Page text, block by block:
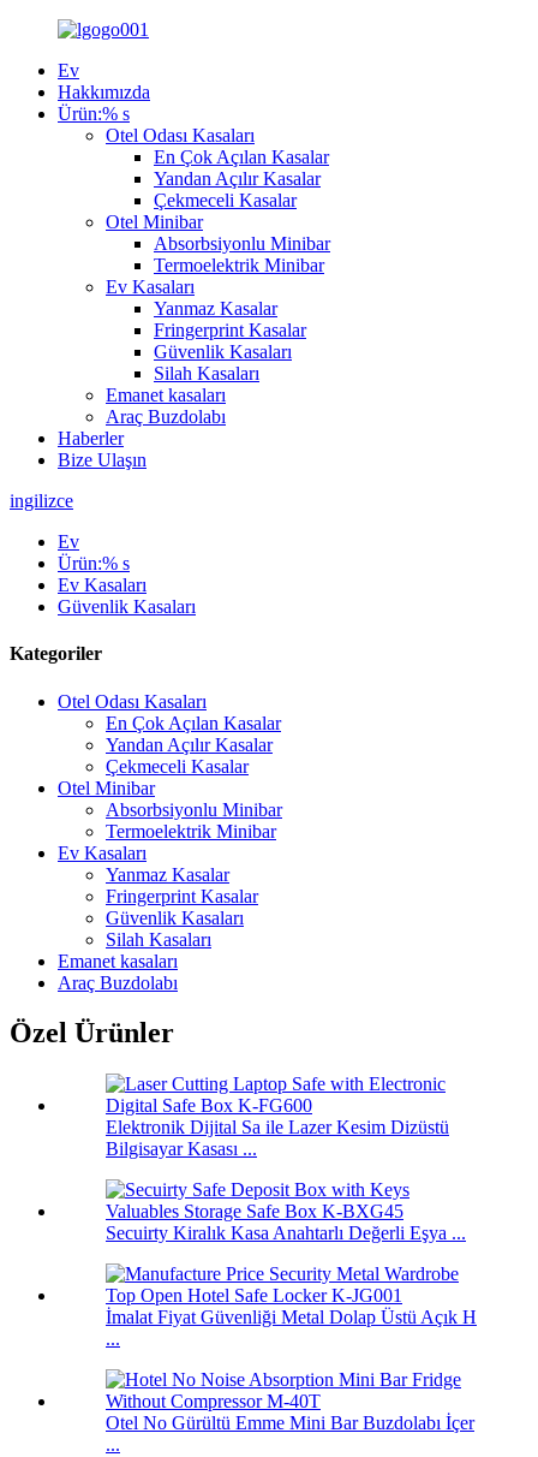
Ev
Hakkımızda
Ürün:% s
Otel Odası Kasaları
En Çok Açılan Kasalar
Yandan Açılır Kasalar
Çekmeceli Kasalar
Otel Minibar
Absorbsiyonlu Minibar
Termoelektrik Minibar
Ev Kasaları
Yanmaz Kasalar
Fringerprint Kasalar
Güvenlik Kasaları
Silah Kasaları
Emanet kasaları
Araç Buzdolabı
Haberler
Bize Ulaşın
ingilizce
Ev
Ürün:% s
Ev Kasaları
Güvenlik Kasaları
Kategoriler
Otel Odası Kasaları
En Çok Açılan Kasalar
Yandan Açılır Kasalar
Çekmeceli Kasalar
Otel Minibar
Absorbsiyonlu Minibar
Termoelektrik Minibar
Ev Kasaları
Yanmaz Kasalar
Fringerprint Kasalar
Güvenlik Kasaları
Silah Kasaları
Emanet kasaları
Araç Buzdolabı
Özel Ürünler
Elektronik Dijital Sa ile Lazer Kesim Dizüstü
Bilgisayar Kasası ...
Secuirty Kiralık Kasa Anahtarlı Değerli Eşya ...
İmalat Fiyat Güvenliği Metal Dolap Üstü Açık H
...
Otel No Gürültü Emme Mini Bar Buzdolabı İçer
...